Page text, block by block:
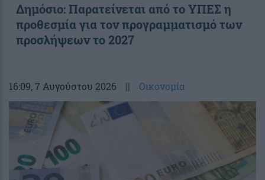
Δημόσιο: Παρατείνεται από το ΥΠΕΣ η
προθεσμία για τον προγραμματισμό των
προσλήψεων το 2027
16:09, 7 Αυγούστου 2026 || Οικονομία